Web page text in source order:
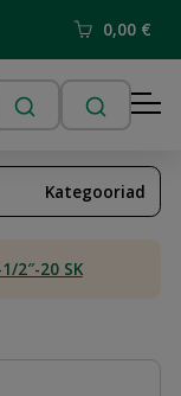
0,00 €
2″-20 SK
Kategooriad